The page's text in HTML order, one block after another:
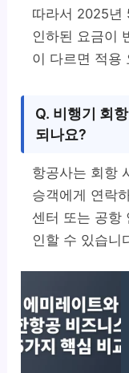
따라서 2025년
인하된 요금이
이 다르면 적용
Q. 비행기 회
되나요?
항공사는 회항
승객에게 연락
센터 또는 공항
인할 수 있습니